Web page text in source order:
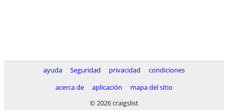
ayuda Seguridad privacidad
condiciones
acerca de
aplicación
mapa del sitio
© 2026 craigslist